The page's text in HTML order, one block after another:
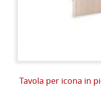
Tavola per icona in